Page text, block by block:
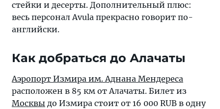
стейки и десерты. Дополнительный плюс:
весь персонал Avula прекрасно говорит по-
английски.
Как добраться до Алачаты
Аэропорт Измира им. Аднана Мендереса
расположен в 85 км от Алачаты. Билет из
Москвы до Измира стоит от 16 000 RUB в одну